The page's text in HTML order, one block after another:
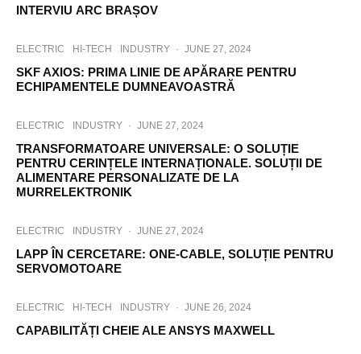
INTERVIU ARC BRAȘOV
ELECTRIC HI-TECH INDUSTRY · JUNE 27, 2024
SKF AXIOS: PRIMA LINIE DE APĂRARE PENTRU
ECHIPAMENTELE DUMNEAVOASTRĂ
ELECTRIC INDUSTRY · JUNE 27, 2024
TRANSFORMATOARE UNIVERSALE: O SOLUȚIE
PENTRU CERINȚELE INTERNAȚIONALE. SOLUȚII DE
ALIMENTARE PERSONALIZATE DE LA
MURRELEKTRONIK
ELECTRIC INDUSTRY · JUNE 27, 2024
LAPP ÎN CERCETARE: ONE-CABLE, SOLUȚIE PENTRU
SERVOMOTOARE
ELECTRIC HI-TECH INDUSTRY · JUNE 26, 2024
CAPABILITĂȚI CHEIE ALE ANSYS MAXWELL